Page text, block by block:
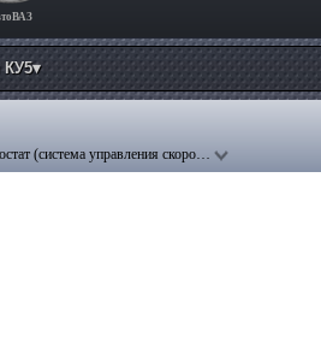
КУ5▾
(система управления скоро…